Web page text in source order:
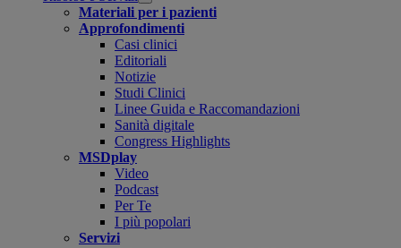
Open
submenu
Materiali per i pazienti
Approfondimenti
Casi clinici
Editoriali
Notizie
Studi Clinici
Linee Guida e Raccomandazioni
Sanità digitale
Congress Highlights
MSDplay
Video
Podcast
Per Te
I più popolari
Servizi